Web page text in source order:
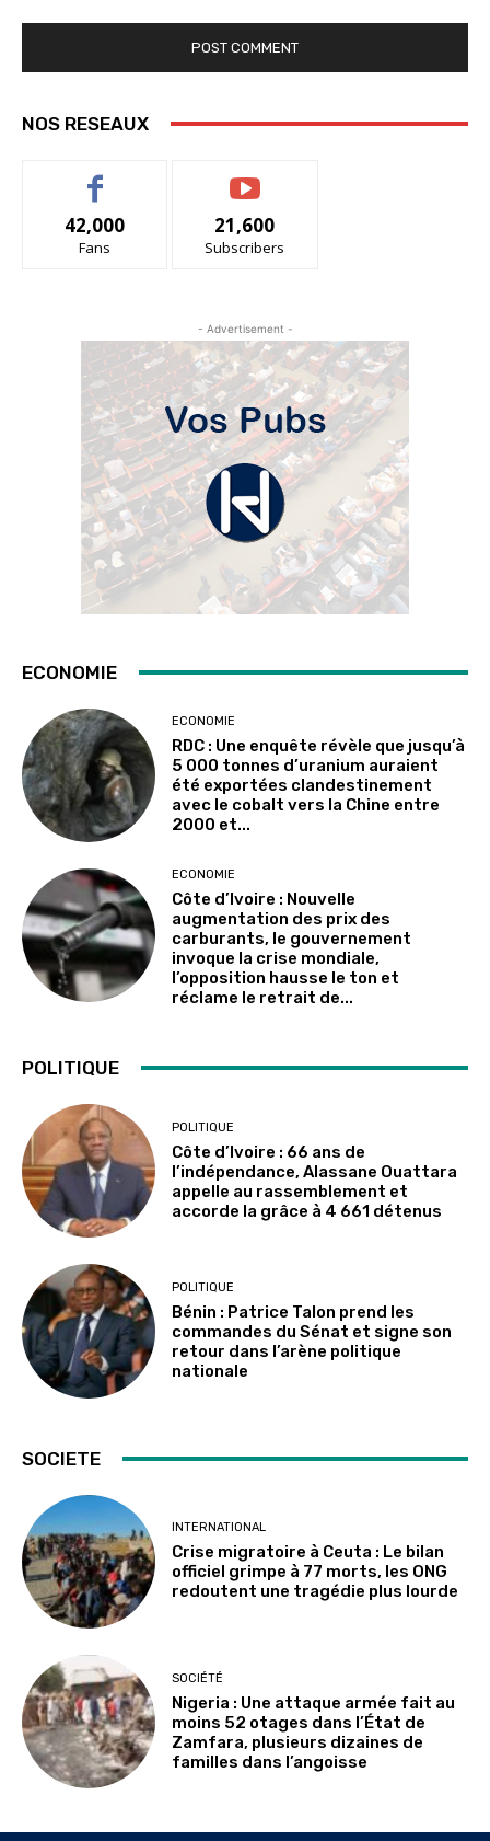
NOS RESEAUX
42,000
Fans
21,600
Subscribers
- Advertisement -
ECONOMIE
ECONOMIE
RDC : Une enquête révèle que jusqu’à
5 000 tonnes d’uranium auraient
été exportées clandestinement
avec le cobalt vers la Chine entre
2000 et...
ECONOMIE
Côte d’Ivoire : Nouvelle
augmentation des prix des
carburants, le gouvernement
invoque la crise mondiale,
l’opposition hausse le ton et
réclame le retrait de...
POLITIQUE
POLITIQUE
Côte d’Ivoire : 66 ans de
l’indépendance, Alassane Ouattara
appelle au rassemblement et
accorde la grâce à 4 661 détenus
POLITIQUE
Bénin : Patrice Talon prend les
commandes du Sénat et signe son
retour dans l’arène politique
nationale
SOCIETE
INTERNATIONAL
Crise migratoire à Ceuta : Le bilan
officiel grimpe à 77 morts, les ONG
redoutent une tragédie plus lourde
SOCIÉTÉ
Nigeria : Une attaque armée fait au
moins 52 otages dans l’État de
Zamfara, plusieurs dizaines de
familles dans l’angoisse